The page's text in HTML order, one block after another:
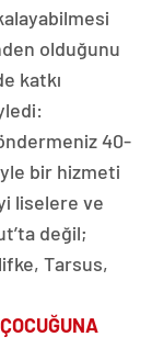
olduğunu
katkı
40-
bir hizmeti
liselere ve
değil;
Tarsus,